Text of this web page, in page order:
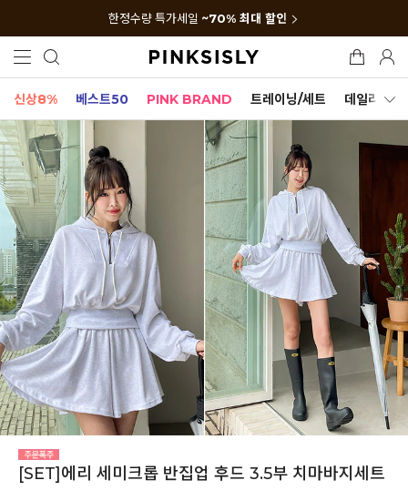
한정수량 특가세일 ~70% 최대 할인
신상8% 베스트50 PINK BRAND 트레이닝/세트 데일리세트
[SET]에리 세미크롭 반집업 후드 3.5부 치마바지세트